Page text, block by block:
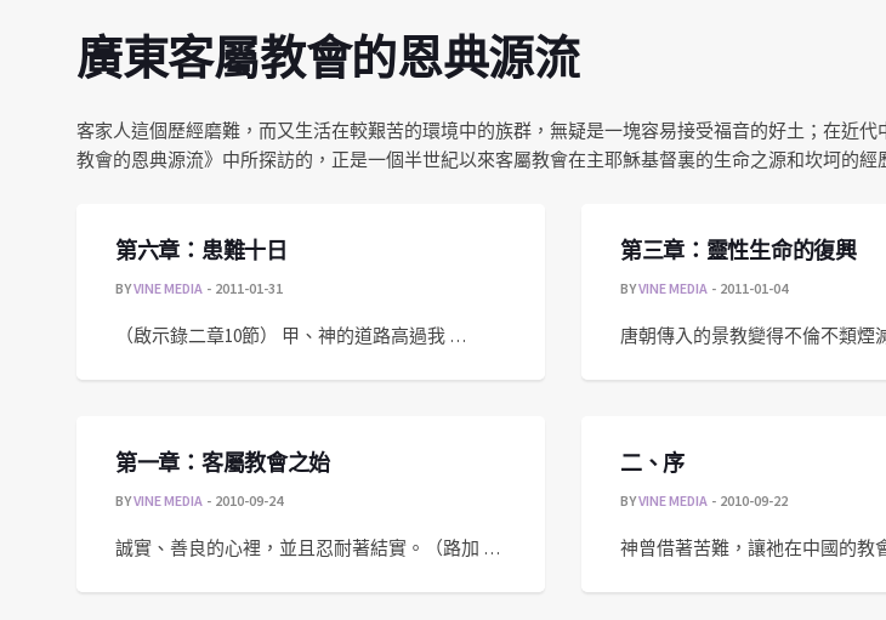
廣東客屬教會的恩典源流
客家人這個歷經磨難，而又生活在較艱苦的環境中的族群，無疑是一塊容易接受福音的好土；在近
教會的恩典源流》中所探訪的，正是一個半世紀以來客屬教會在主耶穌基督裏的生命之源和坎坷的
第六章：患難十日
BYVINE MEDIA 2011-01-31
（啟示錄二章10節） 甲、神的道路高過我 …
第三章：靈性生命的復興
BYVINE MEDIA 2011-01-04
唐朝傳入的景教變得不倫不類煙
第一章：客屬教會之始
BYVINE MEDIA 2010-09-24
誠實、善良的心裡，並且忍耐著結實。（路加 …
二、序
BYVINE MEDIA 2010-09-22
神曾借著苦難，讓祂在中國的教